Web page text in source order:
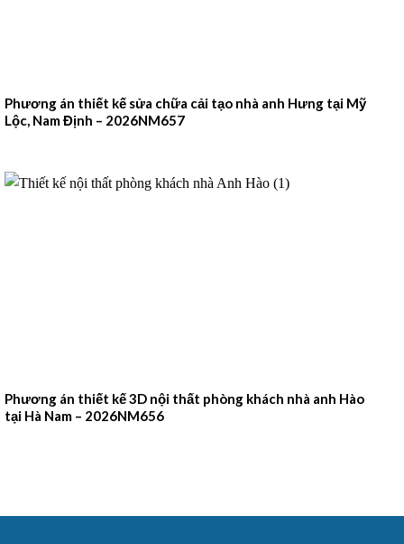
Phương án thiết kế sửa chữa cải tạo nhà anh Hưng tại Mỹ
Lộc, Nam Định – 2026NM657
Phương án thiết kế 3D nội thất phòng khách nhà anh Hào
tại Hà Nam – 2026NM656